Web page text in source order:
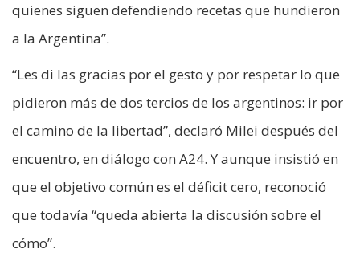
quienes siguen defendiendo recetas que hundieron
a la Argentina”.
“Les di las gracias por el gesto y por respetar lo que
pidieron más de dos tercios de los argentinos: ir por
el camino de la libertad”, declaró Milei después del
encuentro, en diálogo con A24. Y aunque insistió en
que el objetivo común es el déficit cero, reconoció
que todavía “queda abierta la discusión sobre el
cómo”.